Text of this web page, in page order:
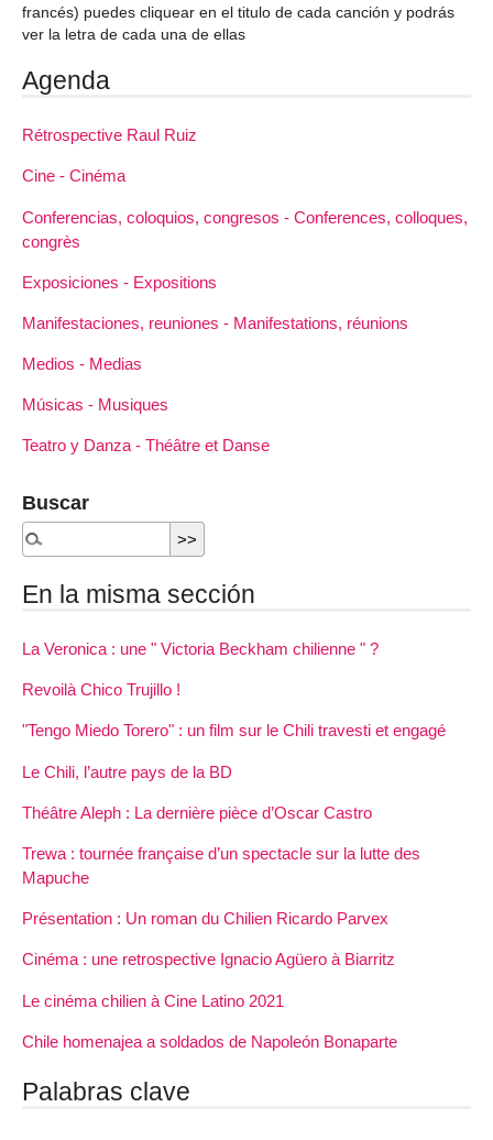
francés) puedes cliquear en el titulo de cada canción y podrás
ver la letra de cada una de ellas
Agenda
Rétrospective Raul Ruiz
Cine - Cinéma
Conferencias, coloquios, congresos - Conferences, colloques,
congrès
Exposiciones - Expositions
Manifestaciones, reuniones - Manifestations, réunions
Medios - Medias
Músicas - Musiques
Teatro y Danza - Théâtre et Danse
Buscar
En la misma sección
La Veronica : une " Victoria Beckham chilienne " ?
Revoilà Chico Trujillo !
"Tengo Miedo Torero" : un film sur le Chili travesti et engagé
Le Chili, l’autre pays de la BD
Théâtre Aleph : La dernière pièce d’Oscar Castro
Trewa : tournée française d’un spectacle sur la lutte des
Mapuche
Présentation : Un roman du Chilien Ricardo Parvex
Cinéma : une retrospective Ignacio Agüero à Biarritz
Le cinéma chilien à Cine Latino 2021
Chile homenajea a soldados de Napoleón Bonaparte
Palabras clave